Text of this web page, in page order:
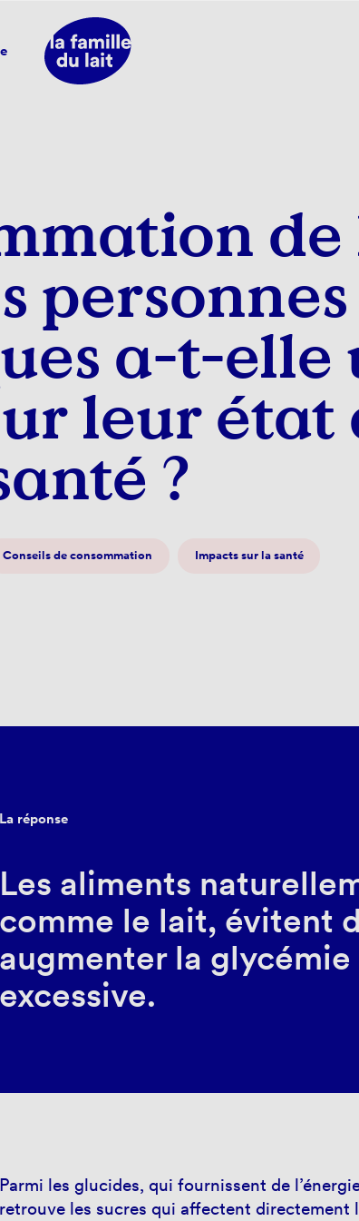
personnes
a-t-elle
leur état
?
Conseils de consommation Impacts sur la santé
La réponse
Les aliments
comme le lait, évitent
augmenter la
excessive.
Parmi les glucides, qui fournissent de
retrouve les sucres qui affectent directement